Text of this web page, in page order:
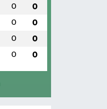
0 0
0 0
0 0
0 0